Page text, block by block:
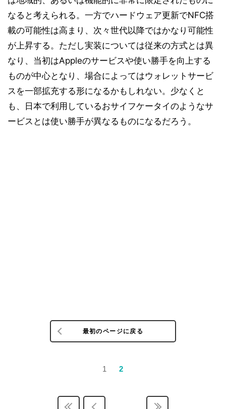
なると考えられる。一方でハードウェア更新でNFC搭
載の可能性は高まり、次々世代以降ではかなり可能性
が上昇する。ただし実装については従来の方式とは異
なり、当初はAppleのサービスや使い勝手を向上する
ものが中心となり、場合によってはウォレットサービ
スを一部拡充する形になるかもしれない。少なくと
も、日本で利用しているおサイフケータイのようなサ
ービスとは使い勝手が異なるものになるだろう。
最初のページに戻る
1 2